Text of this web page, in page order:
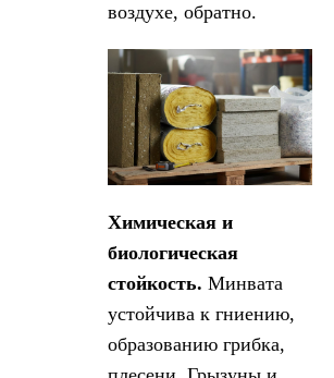
воздухе, обратно.
Химическая и
биологическая
стойкость. Минвата
устойчива к гниению,
образованию грибка,